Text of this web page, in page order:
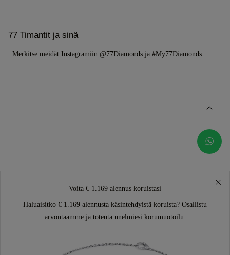
77 Timantit ja sinä
Merkitse meidät Instagramiin @77Diamonds ja #My77Diamonds.
Voita € 1.169 alennus koruistasi
Haluaisitko € 1.169 alennusta käsintehdyistä koruista? Osallistu
arvontaamme ja toteuta unelmiesi korumuotoilu.